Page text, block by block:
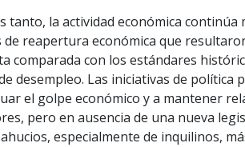
tanto, la actividad económica continúa
de reapertura económica que
comparada con los estándares
desempleo. Las iniciativas de política
el golpe económico y a mantener
pero en ausencia de una nueva
especialmente de inquilinos,